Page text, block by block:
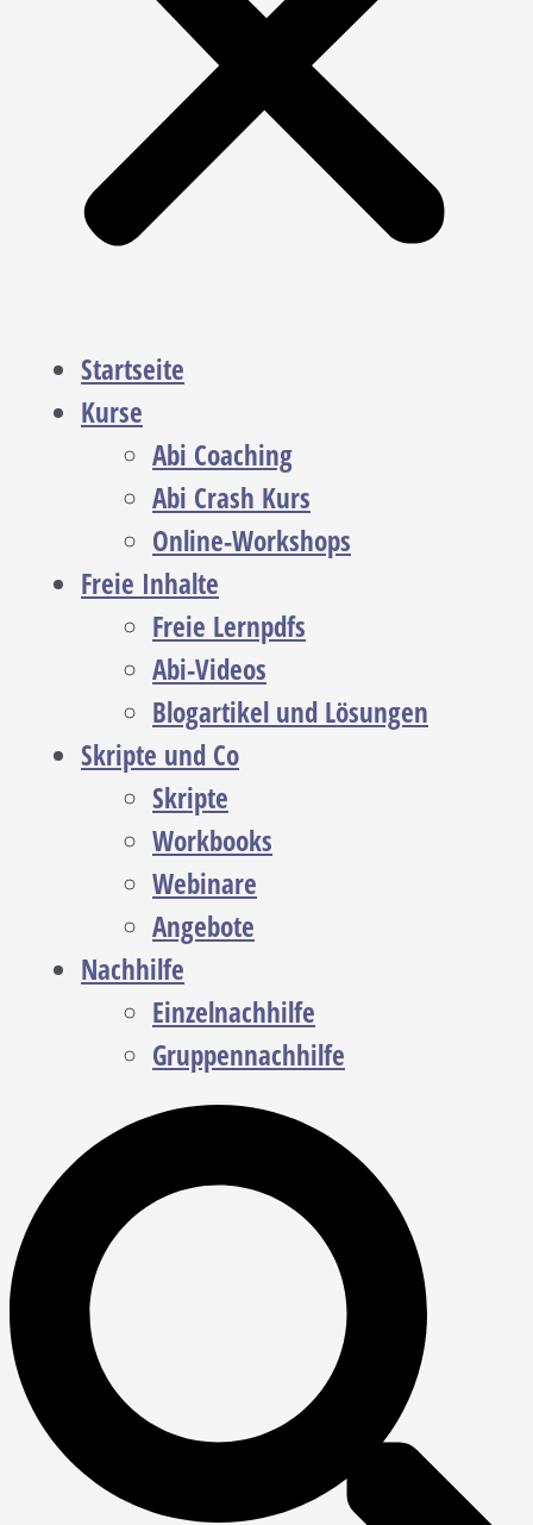
Startseite
Kurse
Abi Coaching
Abi Crash Kurs
Online-Workshops
Freie Inhalte
Freie Lernpdfs
Abi-Videos
Blogartikel und Lösungen
Skripte und Co
Skripte
Workbooks
Webinare
Angebote
Nachhilfe
Einzelnachhilfe
Gruppennachhilfe